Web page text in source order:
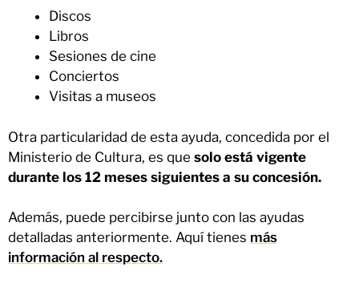
Discos
Libros
Sesiones de cine
Conciertos
Visitas a museos
Otra particularidad de esta ayuda, concedida por el
Ministerio de Cultura, es que solo está vigente
durante los 12 meses siguientes a su concesión.
Además, puede percibirse junto con las ayudas
detalladas anteriormente. Aquí tienes más
información al respecto.